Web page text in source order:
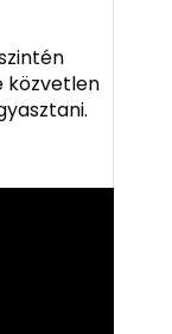
közvetlen